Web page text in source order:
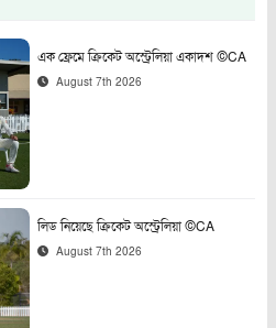
এক ফ্রেমে ক্রিকেট অস্ট্রেলিয়া একাদশ ©CA
August 7th 2026
লিড নিয়েছে ক্রিকেট অস্ট্রেলিয়া ©CA
August 7th 2026